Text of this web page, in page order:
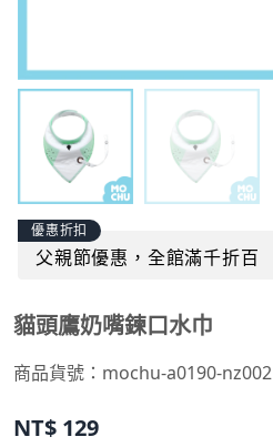
優惠折扣
父親節優惠，全館滿千折百
貓頭鷹奶嘴鍊口水巾
商品貨號：mochu-a0190-nz002
NT$ 129